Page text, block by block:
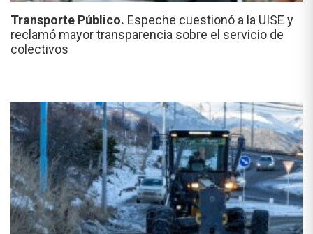
Transporte Público. Espeche cuestionó a la UISE y
reclamó mayor transparencia sobre el servicio de
colectivos